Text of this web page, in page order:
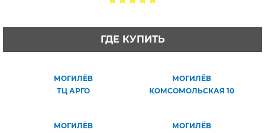
ГДЕ КУПИТЬ
МОГИЛЁВ
ТЦ АРГО
МОГИЛЁВ
КОМСОМОЛЬСКАЯ 10
МОГИЛЁВ
МОГИЛЁВ